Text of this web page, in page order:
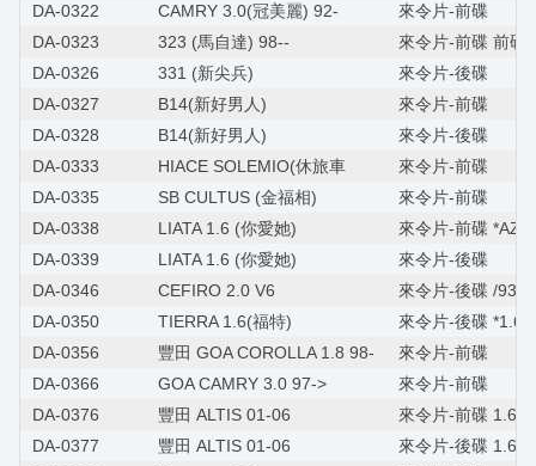
DA-0322
CAMRY 3.0(冠美麗) 92-
來令片-前碟
DA-0323
323 (馬自達) 98--
來令片-前碟 前碟
DA-0326
331 (新尖兵)
來令片-後碟
DA-0327
B14(新好男人)
來令片-前碟
DA-0328
B14(新好男人)
來令片-後碟
DA-0333
HIACE SOLEMIO(休旅車
來令片-前碟
DA-0335
SB CULTUS (金福相)
來令片-前碟
DA-0338
LIATA 1.6 (你愛她)
來令片-前碟
DA-0339
LIATA 1.6 (你愛她)
來令片-後碟
DA-0346
CEFIRO 2.0 V6
來令片-後碟 /931
DA-0350
TIERRA 1.6(福特)
來令片-後碟 *1.6/
DA-0356
豐田 GOA COROLLA 1.8 98-
來令片-前碟
DA-0366
GOA CAMRY 3.0 97->
來令片-前碟
DA-0376
豐田 ALTIS 01-06
來令片-前碟 1.6/
DA-0377
豐田 ALTIS 01-06
來令片-後碟 1.6/